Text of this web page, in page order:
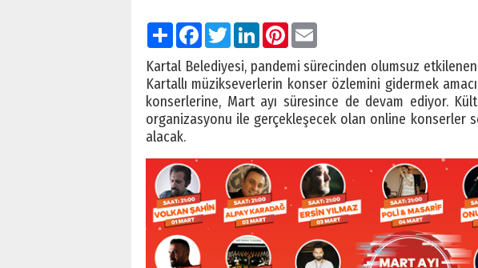
PaylaşFacebook
TwitterLinkedInPinterest
Kartal Belediyesi, pandemi sürecinden olumsuz
Kartallı müzikseverlerin konser özlemini gidermek
konserlerine, Mart ayı süresince de devam ediyor.
organizasyonu ile gerçekleşecek olan online konserler
alacak.